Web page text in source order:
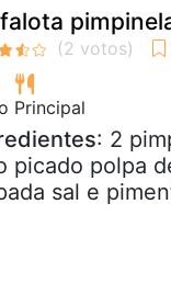
Principal
: 2
picado polpa
sal e